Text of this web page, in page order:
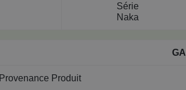
Série
Naka
Provenance Produit